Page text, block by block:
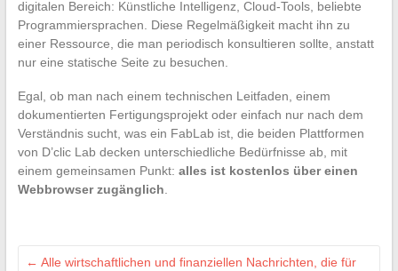
digitalen Bereich: Künstliche Intelligenz, Cloud-Tools, beliebte
Programmiersprachen. Diese Regelmäßigkeit macht ihn zu
einer Ressource, die man periodisch konsultieren sollte, anstatt
nur eine statische Seite zu besuchen.
Egal, ob man nach einem technischen Leitfaden, einem
dokumentierten Fertigungsprojekt oder einfach nur nach dem
Verständnis sucht, was ein FabLab ist, die beiden Plattformen
von D’clic Lab decken unterschiedliche Bedürfnisse ab, mit
einem gemeinsamen Punkt: alles ist kostenlos über einen
Webbrowser zugänglich.
← Alle wirtschaftlichen und finanziellen Nachrichten, die für